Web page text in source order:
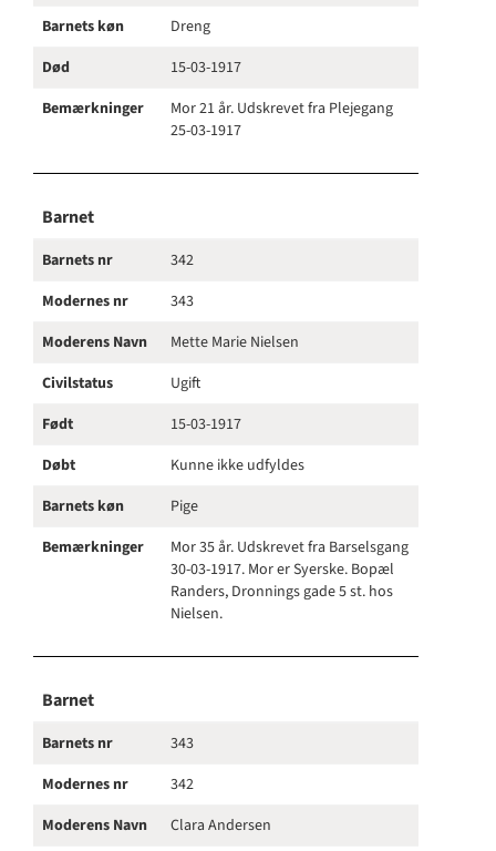
Barnets køn
Dreng
Død
15-03-1917
Bemærkninger
Mor 21 år. Udskrevet fra Plejegang
25-03-1917
Barnet
Barnets nr
342
Modernes nr
343
Moderens Navn
Mette Marie Nielsen
Civilstatus
Ugift
Født
15-03-1917
Døbt
Kunne ikke udfyldes
Barnets køn
Pige
Bemærkninger
Mor 35 år. Udskrevet fra Barselsgang
30-03-1917. Mor er Syerske. Bopæl
Randers, Dronnings gade 5 st. hos
Nielsen.
Barnet
Barnets nr
343
Modernes nr
342
Moderens Navn
Clara Andersen